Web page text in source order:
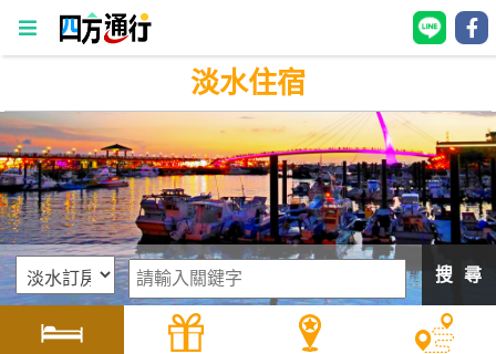
四
方
通
行
訂
房
灣
淡水住宿
搜 尋